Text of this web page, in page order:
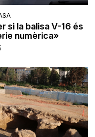
si la balisa V-16 és
numèrica»